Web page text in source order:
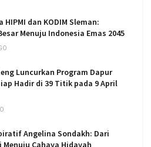
HIPMI dan KODIM Sleman:
Menuju Indonesia Emas 2045
Luncurkan Program Dapur
Hadir di 39 Titik pada 9 April
Angelina Sondakh: Dari
Menuju Cahaya Hidayah